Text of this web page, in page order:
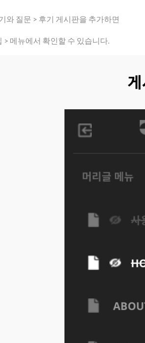
와 질문 > 후기 게시판을 추가하면
> 메뉴에서 확인할 수 있습니다.